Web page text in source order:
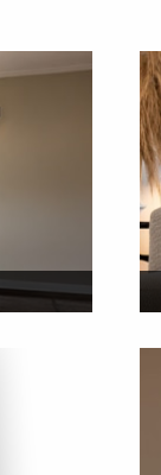
Meld je
onze